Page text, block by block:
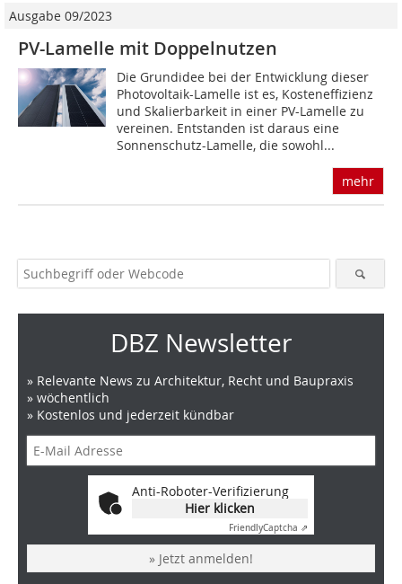
Ausgabe 09/2023
PV-Lamelle mit Doppelnutzen
Die Grundidee bei der Entwicklung dieser
Photovoltaik-Lamelle ist es, Kosteneffizienz
und Skalierbarkeit in einer PV-Lamelle zu
vereinen. Entstanden ist daraus eine
Sonnenschutz-Lamelle, die sowohl...
mehr
DBZ Newsletter
» Relevante News zu Architektur, Recht und Baupraxis
» wöchentlich
» Kostenlos und jederzeit kündbar
Anti-Roboter-Verifizierung
Hier klicken
FriendlyCaptcha ⇗
» Jetzt anmelden!